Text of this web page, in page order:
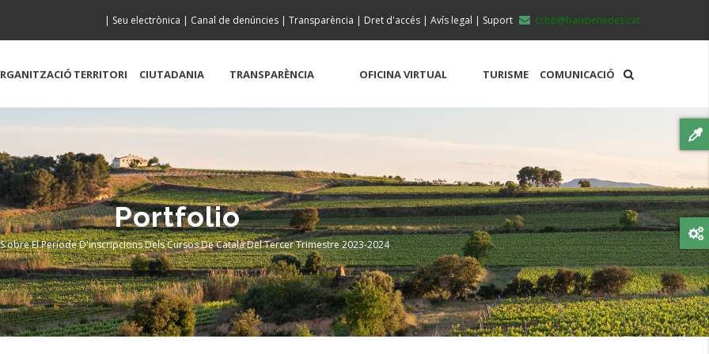
ccbp@baixpenedes.cat
| Seu electrònica | Canal de denúncies | Transparència | Dret d'accés | Avís legal | Suport
TERRITORI CIUTADANIA TRANSPARÈNCIA OFICINA VIRTUAL TURISME COMUNICACIÓ
Portfolio
S'obre El Període D'inscripcions Dels Cursos De Català Del Tercer Trimestre 2023-2024